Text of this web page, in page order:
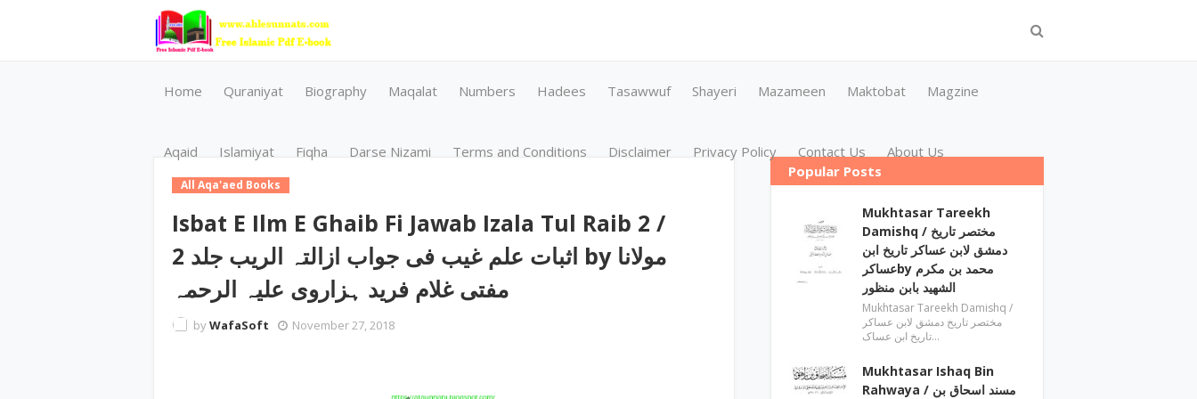
Home Quraniyat Biography Maqalat Numbers Hadees Tasawwuf Shayeri Mazameen Maktobat Magzine
Aqaid Islamiyat Fiqha Darse Nizami Terms and Conditions Disclaimer Privacy Policy Contact Us About Us
All Aqa'aed Books
Isbat E Ilm E Ghaib Fi Jawab Izala Tul Raib 2 /
اثبات علم غیب فی جواب ازالتہ الریب جلد 2 by مولانا
مفتی غلام فرید ہزاروی علیہ الرحمہ
byWafaSoft November 27, 2018
Popular Posts
Mukhtasar Tareekh
Damishq ‎/ مختصر تاریخ
دمشق لابن عساکر تاریخ ابن
عساکرby ‎محمد بن مکرم
الشھید بابن منظور
Mukhtasar Tareekh Damishq ‎/
مختصر تاریخ دمشق لابن عساکر
تاریخ ابن عساک…
Mukhtasar Ishaq Bin
Rahwaya ‎/ مسند اسحاق بن